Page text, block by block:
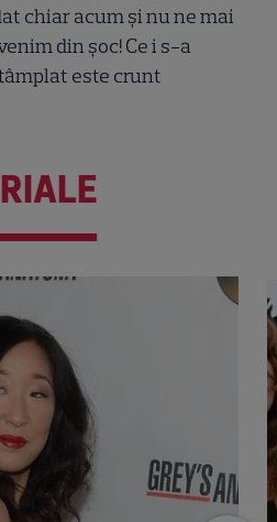
chiar acum și nu ne mai
din șoc! Ce i s-a
este crunt